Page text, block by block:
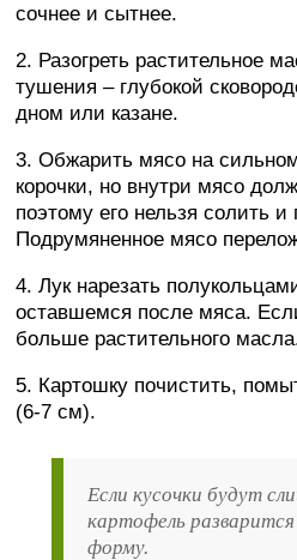
сочнее и сытнее.
2. Разогреть растительное
тушения – глубокой
дном или казане.
3. Обжарить мясо на
корочки, но внутри мясо
поэтому его нельзя солить и
Подрумяненное мясо
4. Лук нарезать
оставшемся после мяса.
больше растительного
5. Картошку почистить,
(6-7 см).
Если кусочки будут
картофель
форму.